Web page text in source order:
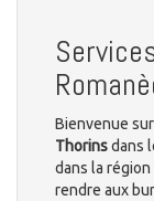
Bienvenue
Thorinsdans
dans la
rendre aux